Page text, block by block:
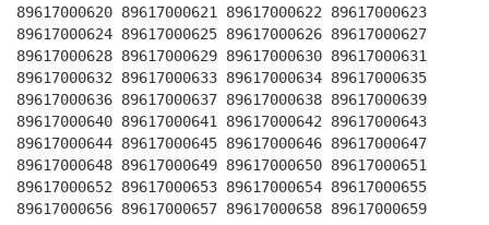
89617000620 89617000621 89617000622 89617000623
89617000624 89617000625 89617000626 89617000627
89617000628 89617000629 89617000630 89617000631
89617000632 89617000633 89617000634 89617000635
89617000636 89617000637 89617000638 89617000639
89617000640 89617000641 89617000642 89617000643
89617000644 89617000645 89617000646 89617000647
89617000648 89617000649 89617000650 89617000651
89617000652 89617000653 89617000654 89617000655
89617000656 89617000657 89617000658 89617000659